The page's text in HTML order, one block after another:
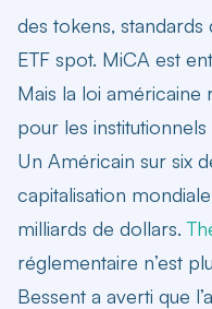
des tokens,
ETF spot. MiCA est
Mais la loi
pour les institutionnels
Un Américain sur six
capitalisation
milliards de dollars.
réglementaire n’est
Bessent a averti que